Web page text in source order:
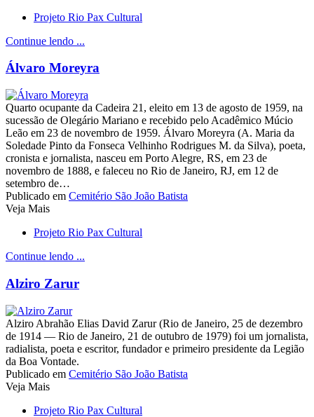
Projeto Rio Pax Cultural
Continue lendo ...
Álvaro Moreyra
Quarto ocupante da Cadeira 21, eleito em 13 de agosto de 1959, na
sucessão de Olegário Mariano e recebido pelo Acadêmico Múcio
Leão em 23 de novembro de 1959. Álvaro Moreyra (A. Maria da
Soledade Pinto da Fonseca Velhinho Rodrigues M. da Silva), poeta,
cronista e jornalista, nasceu em Porto Alegre, RS, em 23 de
novembro de 1888, e faleceu no Rio de Janeiro, RJ, em 12 de
setembro de…
Publicado em Cemitério São João Batista
Veja Mais
Projeto Rio Pax Cultural
Continue lendo ...
Alziro Zarur
Alziro Abrahão Elias David Zarur (Rio de Janeiro, 25 de dezembro
de 1914 — Rio de Janeiro, 21 de outubro de 1979) foi um jornalista,
radialista, poeta e escritor, fundador e primeiro presidente da Legião
da Boa Vontade.
Publicado em Cemitério São João Batista
Veja Mais
Projeto Rio Pax Cultural